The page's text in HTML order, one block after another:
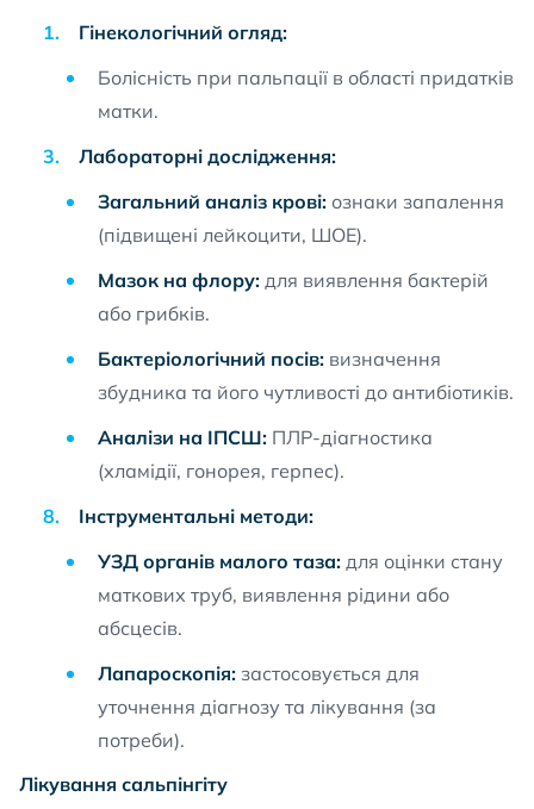
Гінекологічний огляд:
Болісність при пальпації в області придатків
матки.
Лабораторні дослідження:
Загальний аналіз крові: ознаки запалення
(підвищені лейкоцити, ШОЕ).
Мазок на флору: для виявлення бактерій
або грибків.
Бактеріологічний посів: визначення
збудника та його чутливості до антибіотиків.
Аналізи на ІПСШ: ПЛР-діагностика
(хламідії, гонорея, герпес).
Інструментальні методи:
УЗД органів малого таза: для оцінки стану
маткових труб, виявлення рідини або
абсцесів.
Лапароскопія: застосовується для
уточнення діагнозу та лікування (за
потреби).
Лікування сальпінгіту